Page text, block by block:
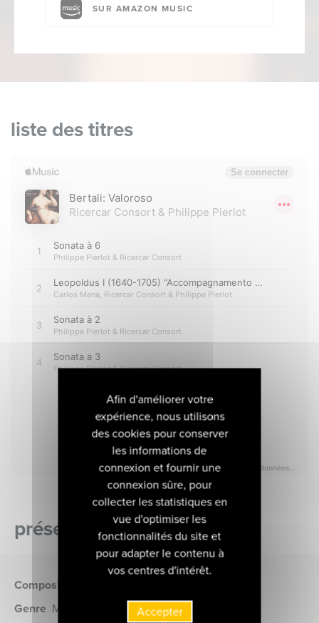
SUR AMAZON MUSIC
liste des titres
présentation de l'album
Compositeur
Genre Musique baroque, Musique religieuse
Afin d'améliorer votre
expérience, nous utilisons
des cookies pour conserver
les informations de
connexion et fournir une
connexion sûre, pour
collecter les statistiques en
vue d'optimiser les
fonctionnalités du site et
pour adapter le contenu à
vos centres d'intérêt.
Accepter